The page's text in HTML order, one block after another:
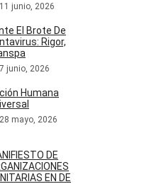
11 junio, 2026
El Brote De
Rigor,
7 junio, 2026
Humana
28 mayo, 2026
DE
EN DE